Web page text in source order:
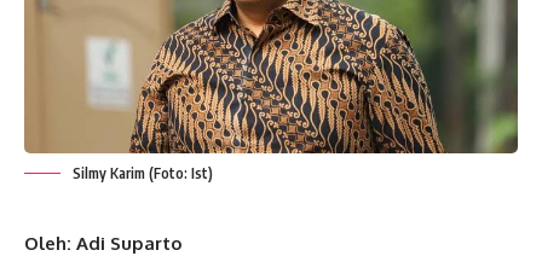
Silmy Karim (Foto: Ist)
Oleh: Adi Suparto